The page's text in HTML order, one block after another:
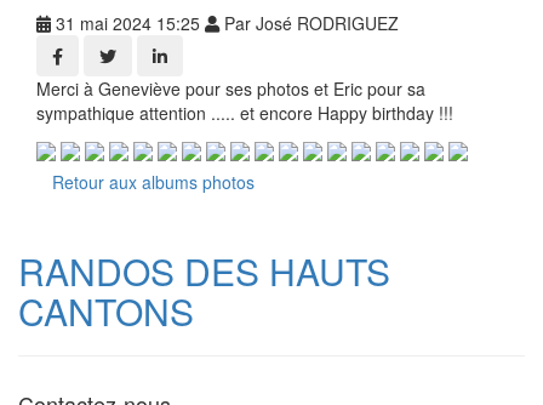
31 mai 2024 15:25 Par José RODRIGUEZ
Merci à Geneviève pour ses photos et Eric pour sa
sympathique attention ..... et encore Happy birthday !!!
Retour aux albums photos
RANDOS DES HAUTS
CANTONS